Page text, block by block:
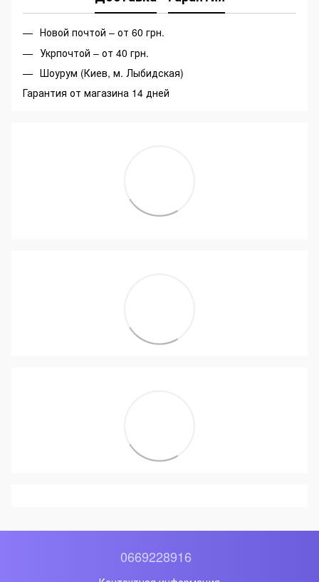
Новой почтой – от 60 грн.
Укрпочтой – от 40 грн.
Шоурум (Киев, м. Лыбидская)
Гарантия от магазина 14 дней
0669228916